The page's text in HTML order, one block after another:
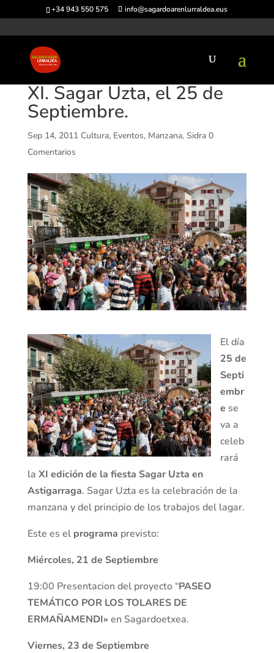
+34 943 550 575 info@sagardoarenlurraldea.eus
XI. Sagar Uzta, el 25 de
Septiembre.
Sep 14, 2011 Cultura, Eventos, Manzana, Sidra 0
Comentarios
El día
25 de
Septi
embr
e se
va a
celeb
rará
la XI edición de la fiesta Sagar Uzta en
Astigarraga. Sagar Uzta es la celebración de la
manzana y del principio de los trabajos del lagar.
Este es el programa previsto:
Miércoles, 21 de Septiembre
19:00 Presentacion del proyecto “PASEO
TEMÁTICO POR LOS TOLARES DE
ERMAÑAMENDI» en Sagardoetxea.
Viernes, 23 de Septiembre